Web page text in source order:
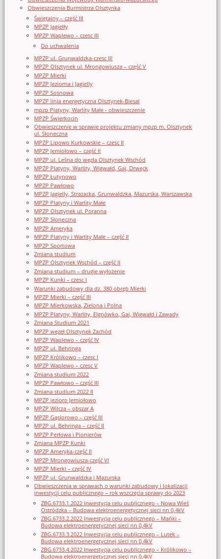
Obwieszczenia Burmistrza Olsztynka
Świętajny – część III
MPZP Jagiełły
MPZP Waplewo – czesc III
Do uchwalenia
MPZP ul. Grunwaldzka-czesc III
MPZP Olsztynek ul. Mrongowiusza – część V
MPZP Mierki
MPZP Jeziorna i Jagielly
MPZP Sosnowa
MPZP linia energetyczna Olsztynek-Biesal
mpzp Platyny, Warlity Małe - obwieszczenie
MPZP Świerkocin
Obwieszczenie w sprawie projektu zmiany mpzp m. Olsztynek
ul. Słoneczna
MPZP Lipowo Kurkowskie – czesc II
MPZP Jemiołowo – część II
MPZP ul. Leśna do węzła Olsztynek Wschód
MPZP Platyny, Warlity, Wigwałd, Gaj, Drwęck
MPZP Łutynowo
MPZP Pawłowo
MPZP Jagielly, Strazacka, Grunwaldzka, Mazurska, Warszawska
MPZP Platyny i Warlity Małe
MPZP Olsztynek ul. Poranna
MPZP Słoneczna
MPZP Ameryka
MPZP Platyny i Warlity Małe – część II
MPZP Sportowa
Zmiana studium
MPZP Olsztynek Wschód – część II
Zmiana studium – drugie wyłożenie
MPZP Kunki – czesc I
Warunki zabudowy dla dz. 380 obręb Mierki
MPZP Mierki – część III
MPZP Mierkowska, Zielona i Polna
MPZP Platyny, Warlity, Elgnówko, Gaj, Wigwałd i Zawady
Zmiana Studium 2021
MPZP węzeł Olsztynek Zachód
MPZP Waplewo – część IV
MPZP ul. Behringa
MPZP Królikowo – czesc I
MPZP Waplewo – czesc V
Zmiana studium 2022
MPZP Pawłowo – część III
Zmiana studium 2022 II
MPZP jezioro Jemiołowo
MPZP Wilcza – obszar A
MPZP Gąsiorowo – część III
MPZP ul. Behringa – część II
MPZP Perłowa i Pionierów
Zmiana MPZP Kunki
MPZP Ameryka-część II
MPZP Mrongowiusza-część VI
MPZP Mierki – część IV
MPZP ul. Grunwaldzka i Mazurska
Obwieszczenia w sprawach o warunki zabudowy i lokalizacji
inwestycji celu publicznego – rok wszczęcia sprawy do 2023
ZBG.6733.1.2022 Inwestycja celu publicznego – Nowa Wieś
Ostródzka – Budowa elektroenergetycznej sieci nn 0,4kV
ZBG.6733.2.2022 Inwestycja celu publicznego – Mańki –
Budowa elektroenergetycznej sieci nn 0,4kV
ZBG.6733.3.2022 Inwestycja celu publicznego – Lutek –
Budowa elektroenergetycznej sieci nn 0,4kV
ZBG.6733.4.2022 Inwestycja celu publicznego – Królikowo –
Budowa elektroenergetycznej sieci nn 0,4kV